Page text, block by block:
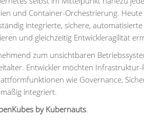
und Container-Orchestrierung.
integrierte, sichere,
und gleichzeitig Entwickleragilität
zum unsichtbaren
Entwickler möchten
wie Governance,
integriert.
by Kubernauts.